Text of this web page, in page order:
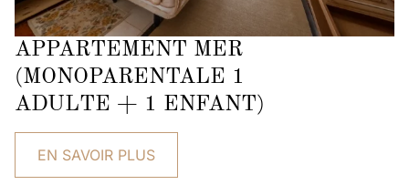
APPARTEMENT MER
(MONOPARENTALE 1
ADULTE + 1 ENFANT)
EN SAVOIR PLUS